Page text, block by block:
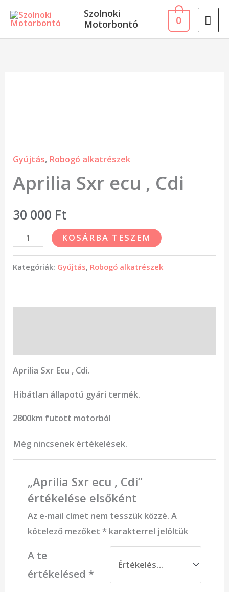
content
Szolnoki
Motorbontó
0
Gyújtás, Robogó alkatrészek
Aprilia Sxr ecu , Cdi
30 000 Ft
mennyiség
KOSÁRBA TESZEM
Kategóriák: Gyújtás, Robogó alkatrészek
Aprilia Sxr Ecu , Cdi.
Hibátlan állapotú gyári termék.
2800km futott motorból
Még nincsenek értékelések.
„Aprilia Sxr ecu , Cdi”
értékelése elsőként
Az e-mail címet nem tesszük közzé. A
kötelező mezőket *karakterrel jelöltük
A te
értékelésed *